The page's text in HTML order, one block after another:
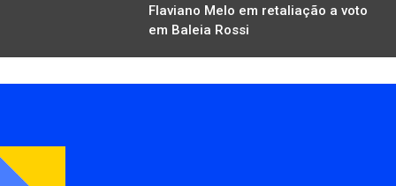
Flaviano Melo em retaliação a voto
em Baleia Rossi